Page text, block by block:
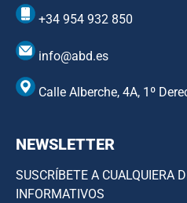
+34 954 932 850
info@abd.es
Calle Alberche, 4A, 1º
NEWSLETTER
SUSCRÍBETE A CUALQUIERA
INFORMATIVOS